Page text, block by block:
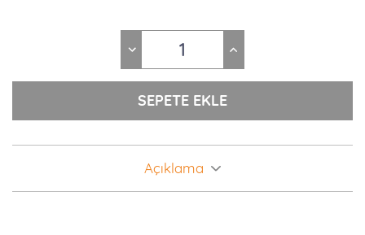
Açıklama